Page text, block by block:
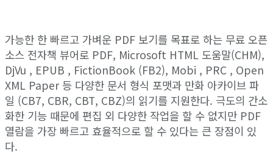
가능한 한 빠르고 가벼운 PDF 보기를 목표로 하는 무료 오픈
소스 전자책 뷰어로 PDF, Microsoft HTML 도움말(CHM),
DjVu , EPUB , FictionBook (FB2), Mobi , PRC , Open
XML Paper 등 다양한 문서 형식 포맷과 만화 아카이브 파
일 (CB7, CBR, CBT, CBZ)의 읽기를 지원한다. 극도의 간소
화한 기능 때문에 편집 외 다양한 작업을 할 수 없지만 PDF
열람을 가장 빠르고 효율적으로 할 수 있다는 큰 장점이 있
다.